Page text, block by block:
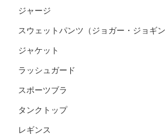
ジャージ
スウェットパンツ（ジョガー・ジョギン
ジャケット
ラッシュガード
スポーツブラ
タンクトップ
レギンス